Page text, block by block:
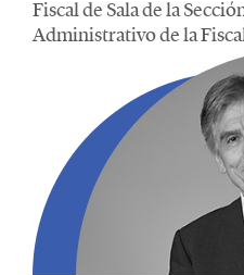
Fiscal de Sala de la
Administrativo de la